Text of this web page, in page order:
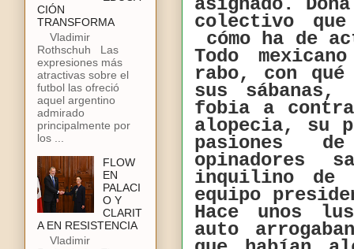
asignado.
colectivo
cómo ha de
Todo
rabo, con
sus
fobia a
alopecia, su
pasiones
opinadores
inquilino de
equipo
Hace unos
auto
CIÓN
TRANSFORMA
Vladimir
Rothschuh Las
expresiones más
atractivas sobre el
futbol las ofreció
aquel argentino
admirado
principalmente por
los ...
FLOW
EN
PALACI
O Y
CLARIT
A EN RESISTENCIA
Vladimir